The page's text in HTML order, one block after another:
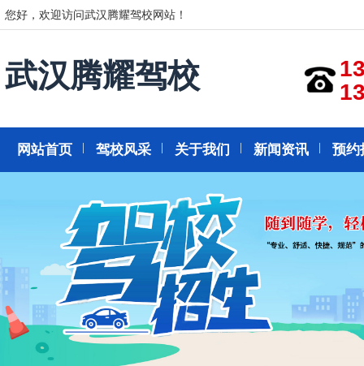
您好，欢迎访问武汉腾耀驾校网站！
武汉腾耀驾校
网站首页 驾校风采 关于我们 新闻资讯 预约